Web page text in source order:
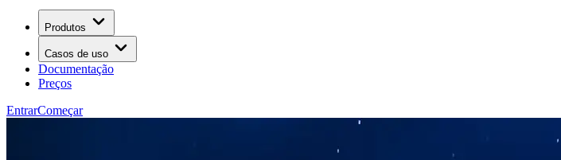
Produtos
Casos de uso
Documentação
Preços
EntrarComeçar